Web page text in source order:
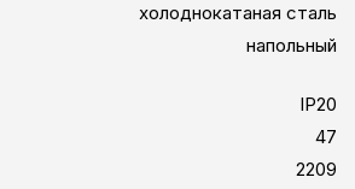
холоднокатаная сталь
напольный
IP20
47
2209